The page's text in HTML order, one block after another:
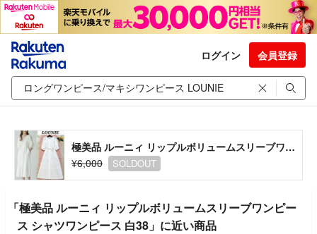
ログイン 会員登録
極美品 ルーニィ リップルボリュームスリーブワンピース シャツワンピース 白38
¥6,000
SOLDOUT
「極美品 ルーニィ リップルボリュームスリーブワンピー
ス シャツワンピース 白38」に近い商品